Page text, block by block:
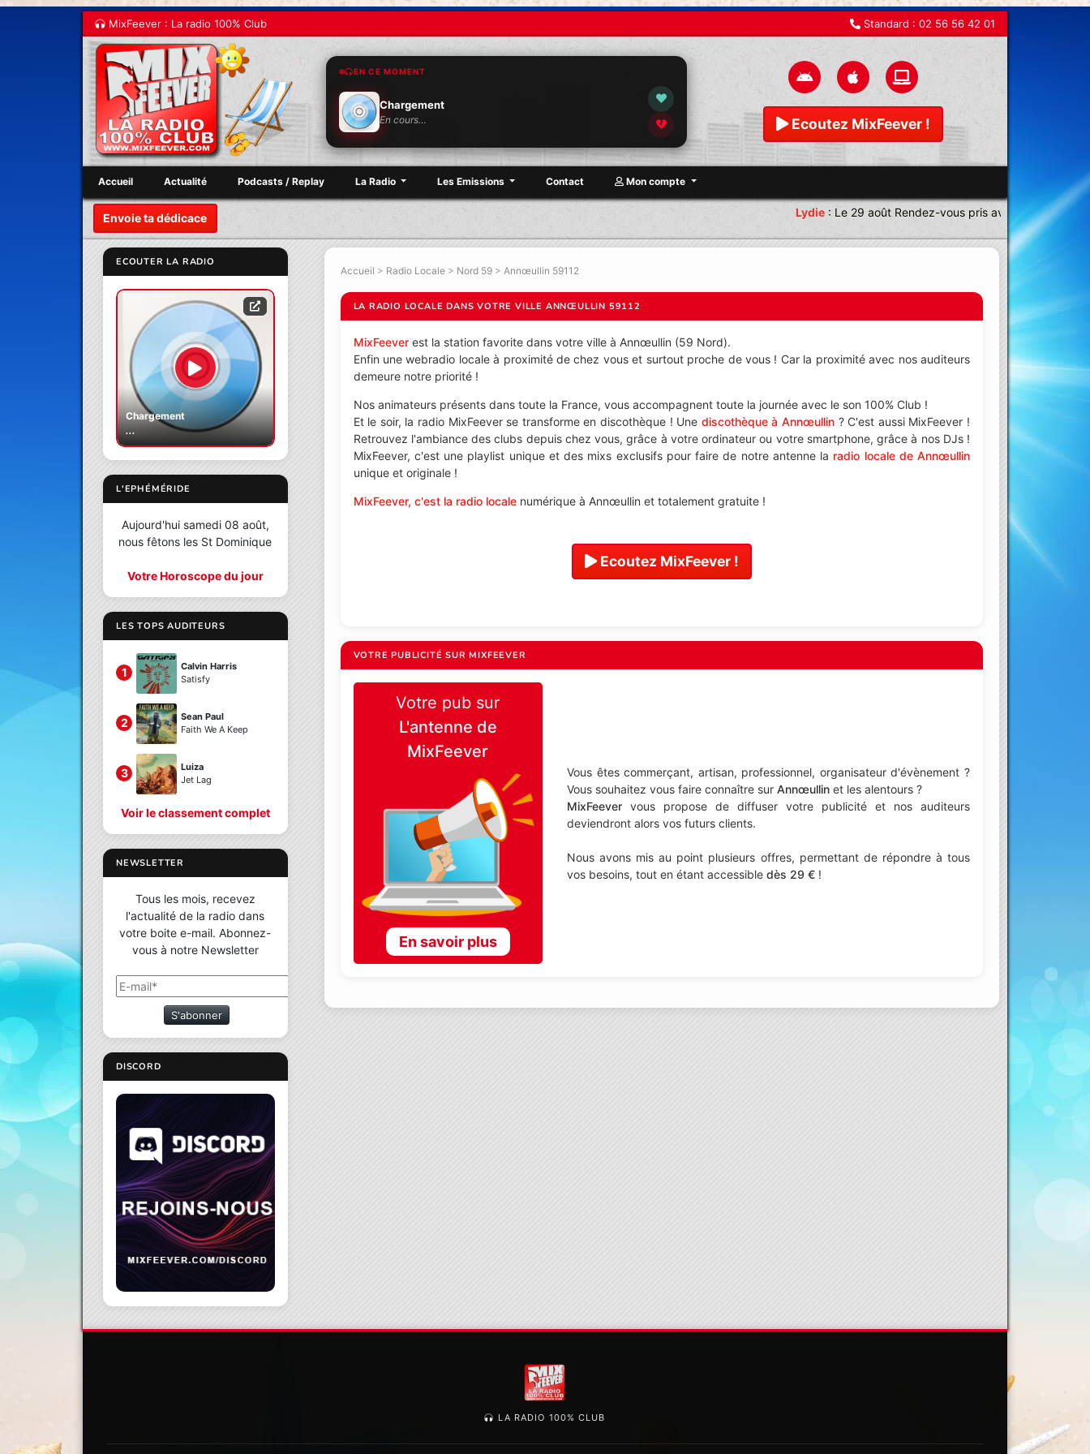
MixFeever : La radio 100% Club Standard : 02 56 56 42 01
EN CE MOMENT
Chargement
En cours… Ecoutez MixFeever !
Accueil Actualité Podcasts / Replay La Radio Les Emissions Contact Mon compte
Envoie ta dédicace Lydie:Le 29 août Rendez-vous pris avec une équipe
ECOUTER LA RADIO
Chargement
...
L'EPHÉMÉRIDE
Aujourd'hui samedi 08 août,
nous fêtons les St Dominique
Votre Horoscope du jour
LES TOPS AUDITEURS
1
Calvin Harris
Satisfy
2
Sean Paul
Faith We A Keep
3
Luiza
Jet Lag
Voir le classement complet
NEWSLETTER
Tous les mois, recevez
l'actualité de la radio dans
votre boite e-mail. Abonnez-
vous à notre Newsletter
S'abonner
DISCORD
Accueil > Radio Locale> Nord 59> Annœullin 59112
LA RADIO LOCALE DANS VOTRE VILLE ANNŒULLIN 59112
MixFeeverest la station favorite dans votre ville à Annœullin (59 Nord).
Enfin une webradio locale à proximité de chez vous et surtout proche de vous ! Car la proximité avec nos auditeurs
demeure notre priorité !
Nos animateurs présents dans toute la France, vous accompagnent toute la journée avec le son 100% Club !
Et le soir, la radio MixFeever se transforme en discothèque ! Une discothèque à Annœullin? C'est aussi MixFeever !
Retrouvez l'ambiance des clubs depuis chez vous, grâce à votre ordinateur ou votre smartphone, grâce à nos DJs !
MixFeever, c'est une playlist unique et des mixs exclusifs pour faire de notre antenne la radio locale de Annœullin
unique et originale !
MixFeever, c'est la radio localenumérique à Annœullin et totalement gratuite !
Ecoutez MixFeever !
VOTRE PUBLICITÉ SUR MIXFEEVER
Votre pub sur
L'antenne de
MixFeever
En savoir plus
Vous êtes commerçant, artisan, professionnel, organisateur d'évènement ?
Vous souhaitez vous faire connaître surAnnœullin et les alentours ?
MixFeever vous propose de diffuser votre publicité et nos auditeurs
deviendront alors vos futurs clients.
Nous avons mis au point plusieurs offres, permettant de répondre à tous
vos besoins, tout en étant accessibledès 29 € !
LA RADIO 100% CLUB